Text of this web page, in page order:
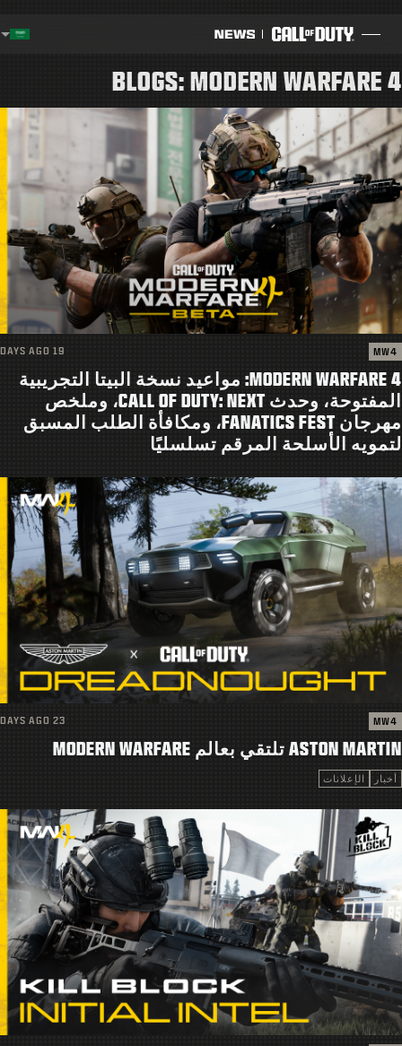
المدونة
إرشادات
تفاصيل التحديث
ألعاب
أخبار
المتجر
الرياضات الإلكترونية
الدعم
تسجيل الدخول| إعداد حساب جديد
BLOGS: MODERN WARFARE 4
MW4
19 DAYS AGO
MODERN WARFARE 4: مواعيد نسخة البيتا التجريبية
المفتوحة، وحدث CALL OF DUTY: NEXT، وملخص
مهرجان FANATICS FEST، ومكافأة الطلب المسبق
لتمويه الأسلحة المرقم تسلسليًا
MW4
23 DAYS AGO
ASTON MARTIN تلتقي بعالم MODERN WARFARE
أخبار الإعلانات